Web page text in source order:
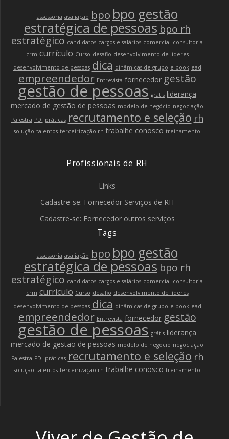
assessoria avaliação bpo bpo gestão
estratégica de pessoas bpo rh
estratégico candidatos cargos e salários comercial consultoria
crm currículo Curso desafio desenvolvimento de líderes
desenvolvimento de pessoas dica dinâmicas de grupo e-book ead
empreendedor Entrevista fornecedor gestão
gestão de pessoas grátis liderança
mercado de gestão de pessoas modelo de negócio negociação
Palestra PDI práticas recrutamento e seleção rh
solução talentos terceirização rh trabalhe conosco treinamento
Profissionais de RH
Links
Cadastre-se: Fornecedor Serviços de RH
Cadastre-se: Fornecedor outros serviços
Tags
assessoria avaliação bpo bpo gestão
estratégica de pessoas bpo rh
estratégico candidatos cargos e salários comercial consultoria
crm currículo Curso desafio desenvolvimento de líderes
desenvolvimento de pessoas dica dinâmicas de grupo e-book ead
empreendedor Entrevista fornecedor gestão
gestão de pessoas grátis liderança
mercado de gestão de pessoas modelo de negócio negociação
Palestra PDI práticas recrutamento e seleção rh
solução talentos terceirização rh trabalhe conosco treinamento